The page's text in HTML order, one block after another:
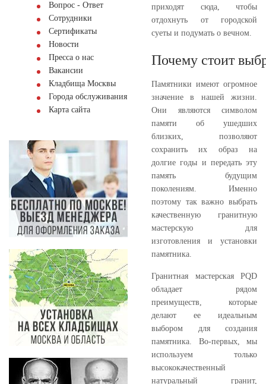
Вопрос - Ответ
Сотрудники
Сертификаты
Новости
Пресса о нас
Вакансии
Кладбища Москвы
Города обслуживания
Карта сайта
приходят сюда, чтобы
отдохнуть от городской
суеты и подумать о вечном.
Почему стоит
Памятники имеют огромное
значение в нашей жизни.
Они являются символом
памяти об ушедших
близких, позволяют
сохранить их образ на
долгие годы и передать эту
память будущим
поколениям. Именно
поэтому так важно выбрать
качественную гранитную
мастерскую для
изготовления и установки
памятника.
Гранитная мастерская PQD
обладает рядом
преимуществ, которые
делают ее идеальным
выбором для создания
памятника. Во-первых, мы
используем только
высококачественный
натуральный гранит,